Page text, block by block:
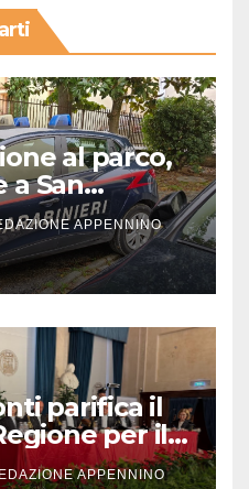
al parco,
a San
APPENNINO
parifica il
per il
APPENNINO